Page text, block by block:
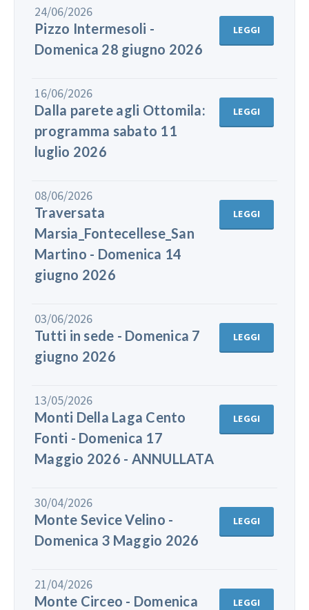
24/06/2026
Pizzo Intermesoli -
Domenica 28 giugno 2026
LEGGI
16/06/2026
Dalla parete agli Ottomila:
programma sabato 11
luglio 2026
LEGGI
08/06/2026
Traversata
Marsia_Fontecellese_San
Martino - Domenica 14
giugno 2026
LEGGI
03/06/2026
Tutti in sede - Domenica 7
giugno 2026
LEGGI
13/05/2026
Monti Della Laga Cento
Fonti - Domenica 17
Maggio 2026 - ANNULLATA
LEGGI
30/04/2026
Monte Sevice Velino -
Domenica 3 Maggio 2026
LEGGI
21/04/2026
Monte Circeo - Domenica
LEGGI